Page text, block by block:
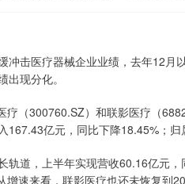
冲击医疗器械企业业绩，去年12
出现分化。
疗（300760.SZ）和联影医疗（
167.43亿元，同比下降18.45%；
轨道，上半年实现营收60.16亿元
增速来看，联影医疗也还未恢复到